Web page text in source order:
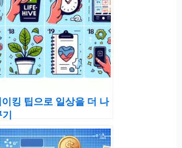
킹 팁으로 일상을 더 나